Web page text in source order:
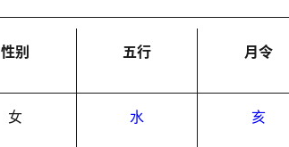
性别 五行 月令
女 水 亥